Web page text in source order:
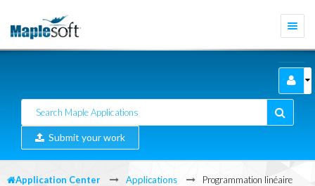
Submit your work
Application Center Applications Programmation linéaire